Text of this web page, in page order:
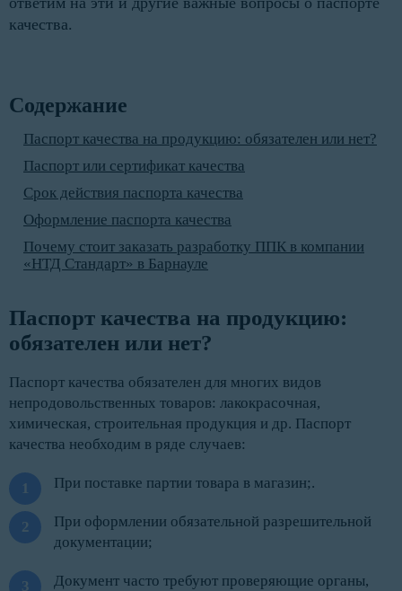
качества.
Содержание
Паспорт качества на продукцию: обязателен или нет?
Паспорт или сертификат качества
Срок действия паспорта качества
Оформление паспорта качества
Почему стоит заказать разработку ППК в компании
«НТД Стандарт» в Барнауле
Паспорт качества на продукцию:
обязателен или нет?
Паспорт качества обязателен для многих видов
непродовольственных товаров: лакокрасочная,
химическая, строительная продукция и др. Паспорт
качества необходим в ряде случаев:
При поставке партии товара в магазин;.
При оформлении обязательной разрешительной
документации;
Документ часто требуют проверяющие органы,